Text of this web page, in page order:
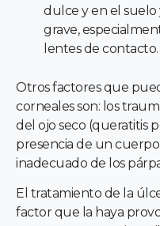
dulce y en el
grave,
lentes de contacto.
Otros factores que
corneales son: los
del ojo seco (queratitis
presencia de un
inadecuado de los
El tratamiento de la
factor que la haya